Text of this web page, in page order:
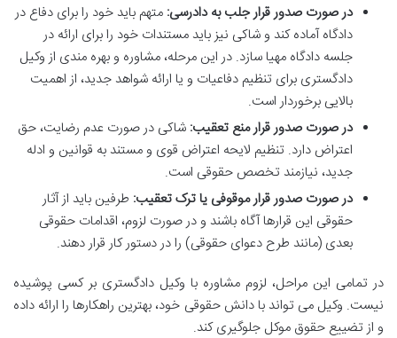
در صورت صدور قرار جلب به دادرسی: متهم باید خود را برای دفاع در
دادگاه آماده کند و شاکی نیز باید مستندات خود را برای ارائه در
جلسه دادگاه مهیا سازد. در این مرحله، مشاوره و بهره مندی از وکیل
دادگستری برای تنظیم دفاعیات و یا ارائه شواهد جدید، از اهمیت
بالایی برخوردار است.
در صورت صدور قرار منع تعقیب: شاکی در صورت عدم رضایت، حق
اعتراض دارد. تنظیم لایحه اعتراض قوی و مستند به قوانین و ادله
جدید، نیازمند تخصص حقوقی است.
در صورت صدور قرار موقوفی یا ترک تعقیب: طرفین باید از آثار
حقوقی این قرارها آگاه باشند و در صورت لزوم، اقدامات حقوقی
بعدی (مانند طرح دعوای حقوقی) را در دستور کار قرار دهند.
در تمامی این مراحل، لزوم مشاوره با وکیل دادگستری بر کسی پوشیده
نیست. وکیل می تواند با دانش حقوقی خود، بهترین راهکارها را ارائه داده
و از تضییع حقوق موکل جلوگیری کند.